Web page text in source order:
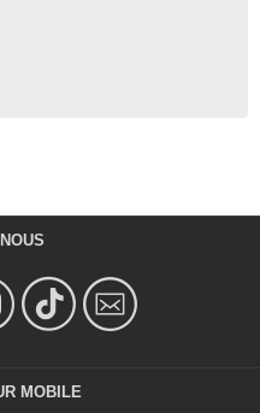
MOBILE